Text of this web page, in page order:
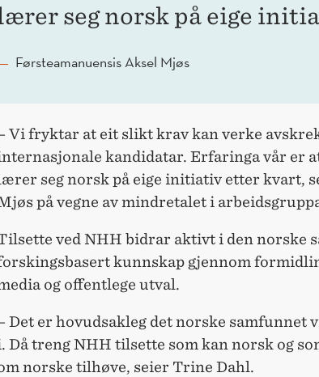
seg norsk på eige
Førsteamanuensis Aksel Mjøs
Vi fryktar at eit slikt krav kan verke
kandidatar. Erfaringa vår er
seg norsk på eige initiativ etter kvart,
på vegne av mindretalet i
ved NHH bidrar aktivt i den norske
kunnskap gjennom
og offentlege utval.
Det er hovudsakleg det norske samfunnet
Då treng NHH tilsette som kan norsk og
norske tilhøve, seier Trine Dahl.